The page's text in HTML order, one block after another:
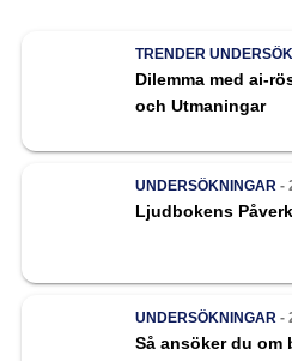
TRENDER
Dilemma med ai-
och Utmaningar
UNDERSÖKNINGAR -
Ljudbokens
UNDERSÖKNINGAR -
Så ansöker du